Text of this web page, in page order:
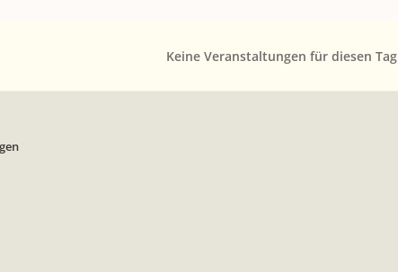
Keine Veranstaltungen für diesen Tag